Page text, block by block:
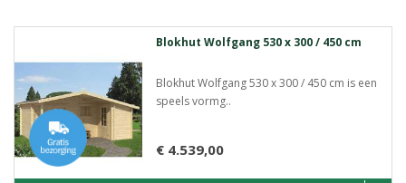
Blokhut Wolfgang 530 x 300 / 450 cm
Blokhut Wolfgang 530 x 300 / 450 cm is een
speels vormg..
€ 4.539,00